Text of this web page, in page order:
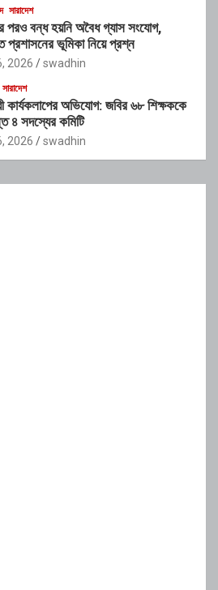
সারাদেশ
পরও বন্ধ হয়নি অবৈধ গ্যাস সংযোগ,
প্রশাসনের ভূমিকা নিয়ে প্রশ্ন
2026 swadhin
সারাদেশ
কার্যকলাপের অভিযোগ: জবির ৬৮ শিক্ষককে
৪ সদস্যের কমিটি
2026 swadhin